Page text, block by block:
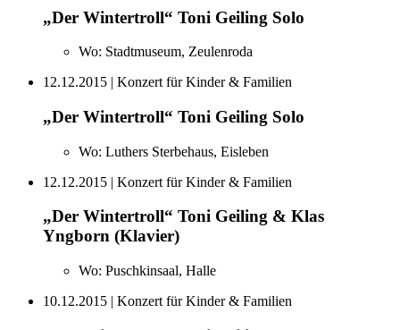
„Der Wintertroll“ Toni Geiling Solo
Wo: Stadtmuseum, Zeulenroda
12.12.2015 | Konzert für Kinder & Familien
„Der Wintertroll“ Toni Geiling Solo
Wo: Luthers Sterbehaus, Eisleben
12.12.2015 | Konzert für Kinder & Familien
„Der Wintertroll“ Toni Geiling & Klas
Yngborn (Klavier)
Wo: Puschkinsaal, Halle
10.12.2015 | Konzert für Kinder & Familien